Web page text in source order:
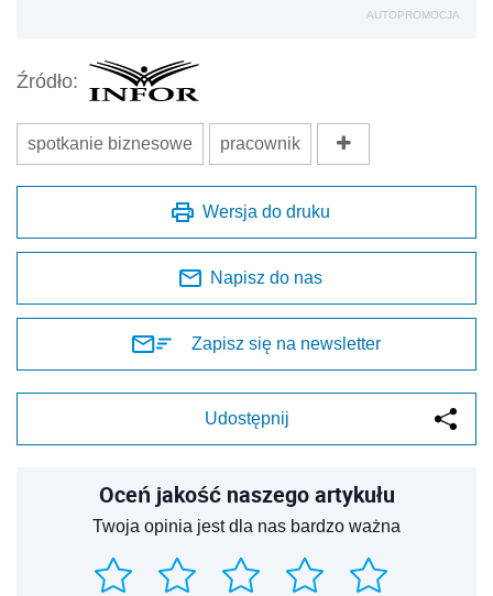
AUTOPROMOCJA
Źródło:
spotkanie biznesowe pracownik
Wersja do druku
Napisz do nas
Zapisz się na newsletter
Udostępnij
Oceń jakość naszego artykułu
Twoja opinia jest dla nas bardzo ważna